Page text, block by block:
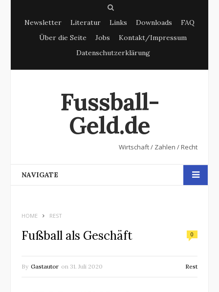
e
r
Newsletter Literatur Links Downloads
FAQ
Über die Seite
Jobs
Kontakt/Impressum
Datenschutzerklärung
Fussball-
Geld.de
Wirtschaft / Zahlen / Recht
NAVIGATE
HOME REST
Fußball als Geschäft 0
By Gastautor on 31. Juli 2020 Rest